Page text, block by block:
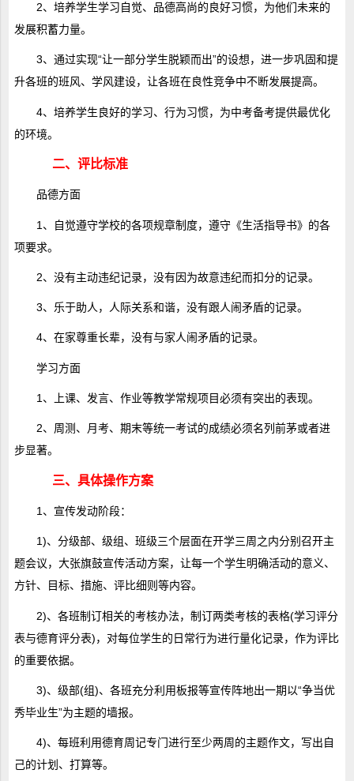
2、培养学生学习自觉、品德高尚的良好习惯，为他们未来的
发展积蓄力量。
3、通过实现“让一部分学生脱颖而出”的设想，进一步巩固和提
升各班的班风、学风建设，让各班在良性竞争中不断发展提高。
4、培养学生良好的学习、行为习惯，为中考备考提供最优化
的环境。
二、评比标准
品德方面
1、自觉遵守学校的各项规章制度，遵守《生活指导书》的各
项要求。
2、没有主动违纪记录，没有因为故意违纪而扣分的记录。
3、乐于助人，人际关系和谐，没有跟人闹矛盾的记录。
4、在家尊重长辈，没有与家人闹矛盾的记录。
学习方面
1、上课、发言、作业等教学常规项目必须有突出的表现。
2、周测、月考、期末等统一考试的成绩必须名列前茅或者进
步显著。
三、具体操作方案
1、宣传发动阶段：
1)、分级部、级组、班级三个层面在开学三周之内分别召开主
题会议，大张旗鼓宣传活动方案，让每一个学生明确活动的意义、
方针、目标、措施、评比细则等内容。
2)、各班制订相关的考核办法，制订两类考核的表格(学习评分
表与德育评分表)，对每位学生的日常行为进行量化记录，作为评比
的重要依据。
3)、级部(组)、各班充分利用板报等宣传阵地出一期以“争当优
秀毕业生”为主题的墙报。
4)、每班利用德育周记专门进行至少两周的主题作文，写出自
己的计划、打算等。